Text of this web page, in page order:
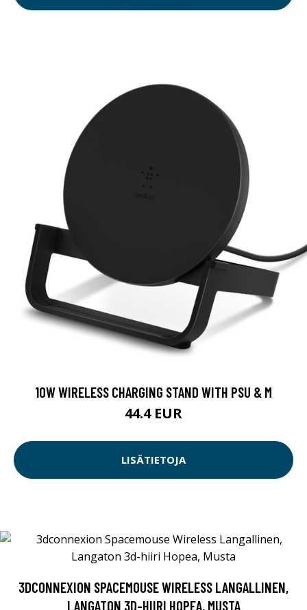
10W WIRELESS CHARGING STAND WITH PSU & M
44.4 EUR
LISÄTIETOJA
3DCONNEXION SPACEMOUSE WIRELESS LANGALLINEN,
LANGATON 3D-HIIRI HOPEA, MUSTA